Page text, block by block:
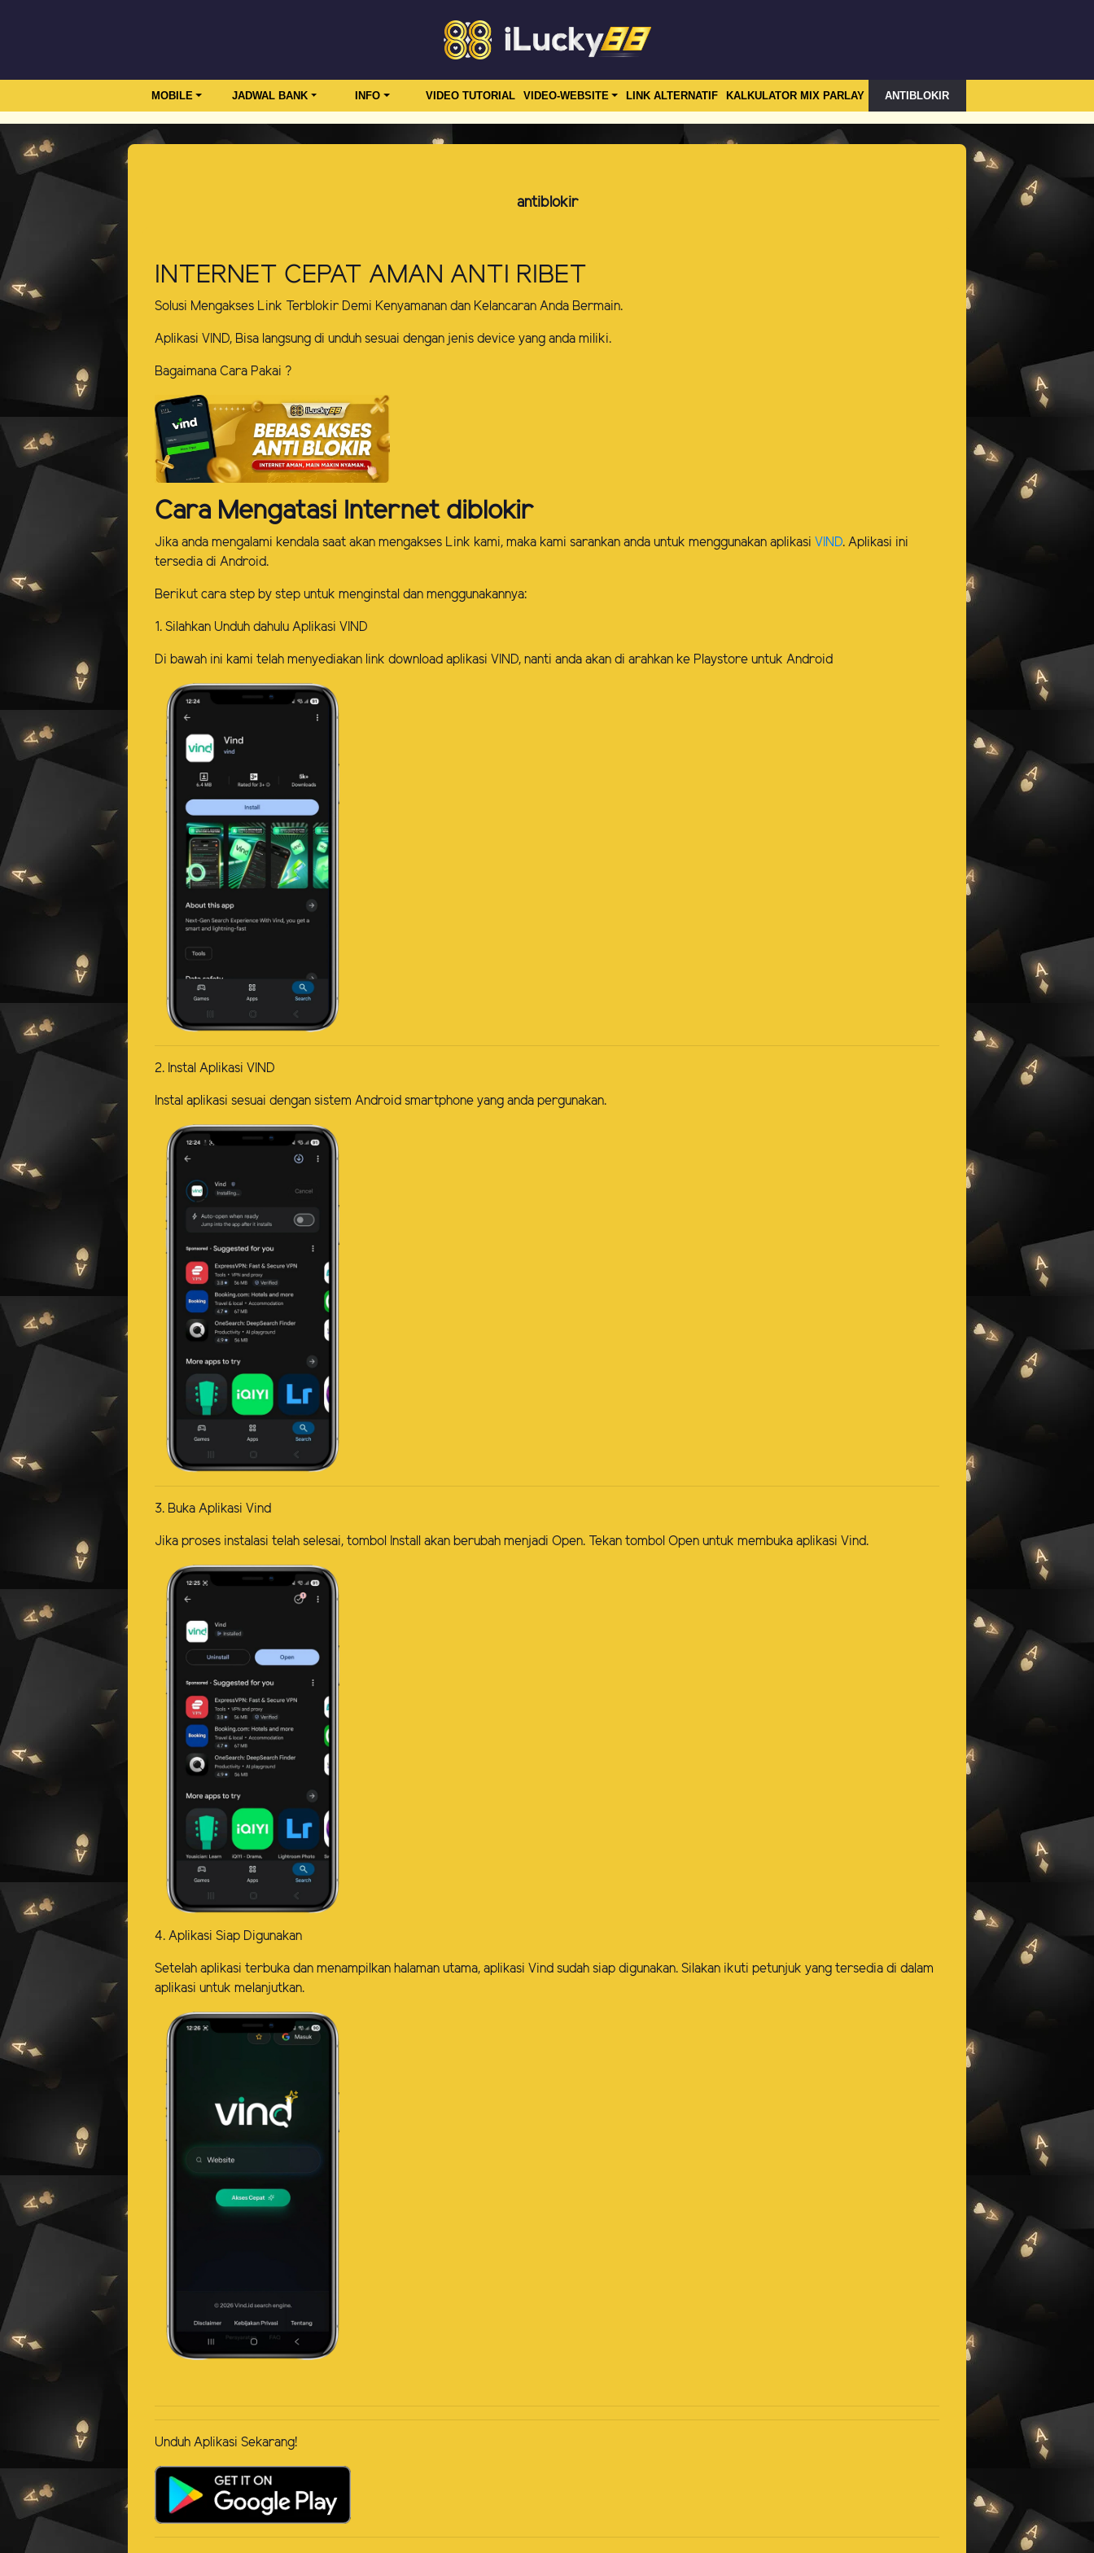
MOBILE JADWAL BANK INFO VIDEO TUTORIAL VIDEO-WEBSITE LINK ALTERNATIF KALKULATOR MIX PARLAY ANTIBLOKIR
antiblokir
INTERNET CEPAT AMAN ANTI RIBET
Solusi Mengakses Link Terblokir Demi Kenyamanan dan Kelancaran Anda Bermain.
Aplikasi VIND, Bisa langsung di unduh sesuai dengan jenis device yang anda miliki.
Bagaimana Cara Pakai ?
Cara Mengatasi Internet diblokir
Jika anda mengalami kendala saat akan mengakses Link kami, maka kami sarankan anda untuk menggunakan aplikasi VIND. Aplikasi ini
tersedia di Android.
Berikut cara step by step untuk menginstal dan menggunakannya:
1. Silahkan Unduh dahulu Aplikasi VIND
Di bawah ini kami telah menyediakan link download aplikasi VIND, nanti anda akan di arahkan ke Playstore untuk Android
2. Instal Aplikasi VIND
Instal aplikasi sesuai dengan sistem Android smartphone yang anda pergunakan.
3. Buka Aplikasi Vind
Jika proses instalasi telah selesai, tombol Install akan berubah menjadi Open. Tekan tombol Open untuk membuka aplikasi Vind.
4. Aplikasi Siap Digunakan
Setelah aplikasi terbuka dan menampilkan halaman utama, aplikasi Vind sudah siap digunakan. Silakan ikuti petunjuk yang tersedia di dalam
aplikasi untuk melanjutkan.
Unduh Aplikasi Sekarang!